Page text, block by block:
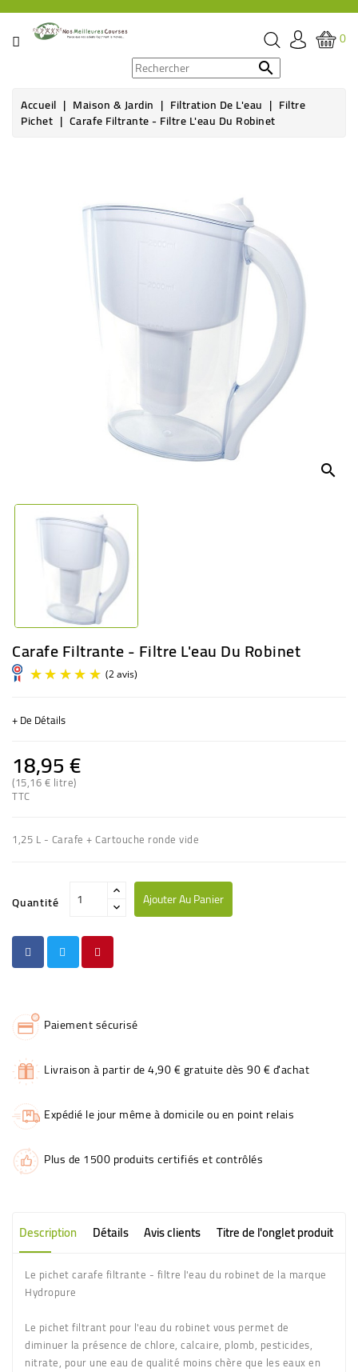
CATÉGORIE
ÉPICERIE
0

Accueil Maison & Jardin Filtration De L'eau Filtre
Pichet Carafe Filtrante - Filtre L'eau Du Robinet
search
Carafe Filtrante - Filtre L'eau Du Robinet
+ De Détails
18,95 €
(15,16 € litre)
TTC
1,25 L - Carafe + Cartouche ronde vide
Quantité Ajouter Au Panier
Paiement sécurisé
Livraison à partir de 4,90 € gratuite dès 90 € d'achat
Expédié le jour même à domicile ou en point relais
Plus de 1500 produits certifiés et contrôlés
Description Détails Avis clients Titre de l'onglet produit
Le pichet carafe filtrante - filtre l'eau du robinet de la marque
Hydropure
Le pichet filtrant pour l'eau du robinet vous permet de
diminuer la présence de chlore, calcaire, plomb, pesticides,
nitrate, pour une eau de qualité moins chère que les eaux en